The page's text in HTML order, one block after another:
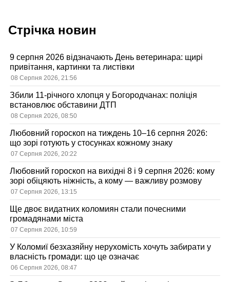
Стрічка новин
9 серпня 2026 відзначають День ветеринара: щирі
привітання, картинки та листівки
08 Серпня 2026, 21:56
Збили 11-річного хлопця у Богородчанах: поліція
встановлює обставини ДТП
08 Серпня 2026, 08:50
Любовний гороскоп на тиждень 10–16 серпня 2026:
що зорі готують у стосунках кожному знаку
07 Серпня 2026, 20:22
Любовний гороскоп на вихідні 8 і 9 серпня 2026: кому
зорі обіцяють ніжність, а кому — важливу розмову
07 Серпня 2026, 13:15
Ще двоє видатних коломиян стали почесними
громадянами міста
07 Серпня 2026, 10:59
У Коломиї безхазяйну нерухомість хочуть забирати у
власність громади: що це означає
06 Серпня 2026, 08:47